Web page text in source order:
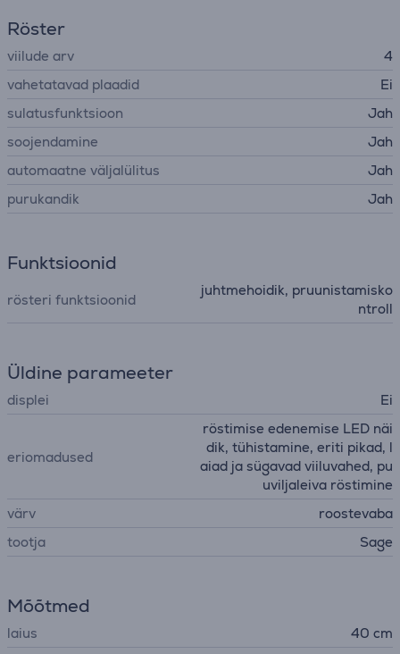
Röster
viilude arv
4
vahetatavad plaadid
Ei
sulatusfunktsioon
Jah
soojendamine
Jah
automaatne väljalülitus
Jah
purukandik
Jah
Funktsioonid
rösteri funktsioonid
juhtmehoidik, pruunistamisko
ntroll
Üldine parameeter
displei Ei
eriomadused
röstimise edenemise LED näi
dik, tühistamine, eriti pikad, l
aiad ja sügavad viiluvahed, pu
uviljaleiva röstimine
värv
roostevaba
tootja
Sage
Mõõtmed
laius
40 cm